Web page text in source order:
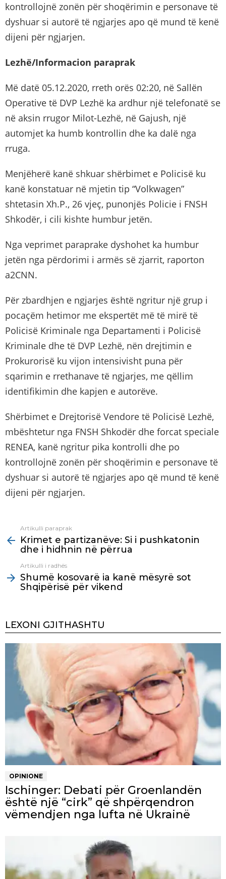
kontrollojnë zonën për shoqërimin e personave të
dyshuar si autorë të ngjarjes apo që mund të kenë
dijeni për ngjarjen.
Lezhë/Informacion paraprak
Më datë 05.12.2020, rreth orës 02:20, në Sallën
Operative të DVP Lezhë ka ardhur një telefonatë se
në aksin rrugor Milot-Lezhë, në Gajush, një
automjet ka humb kontrollin dhe ka dalë nga
rruga.
Menjëherë kanë shkuar shërbimet e Policisë ku
kanë konstatuar në mjetin tip “Volkwagen”
shtetasin Xh.P., 26 vjeç, punonjës Policie i FNSH
Shkodër, i cili kishte humbur jetën.
Nga veprimet paraprake dyshohet ka humbur
jetën nga përdorimi i armës së zjarrit, raporton
a2CNN.
Për zbardhjen e ngjarjes është ngritur një grup i
pocaçëm hetimor me ekspertët më të mirë të
Policisë Kriminale nga Departamenti i Policisë
Kriminale dhe të DVP Lezhë, nën drejtimin e
Prokurorisë ku vijon intensivisht puna për
sqarimin e rrethanave të ngjarjes, me qëllim
identifikimin dhe kapjen e autorëve.
Shërbimet e Drejtorisë Vendore të Policisë Lezhë,
mbështetur nga FNSH Shkodër dhe forcat speciale
RENEA, kanë ngritur pika kontrolli dhe po
kontrollojnë zonën për shoqërimin e personave të
dyshuar si autorë të ngjarjes apo që mund të kenë
dijeni për ngjarjen.
more
Artikulli paraprak
Krimet e partizanëve: Si i pushkatonin
dhe i hidhnin në përrua
Artikulli i radhës
Shumë kosovarë ia kanë mësyrë sot
Shqipërisë për vikend
LEXONI GJITHASHTU
OPINIONE
Ischinger: Debati për Groenlandën
është një “cirk” që shpërqendron
vëmendjen nga lufta në Ukrainë